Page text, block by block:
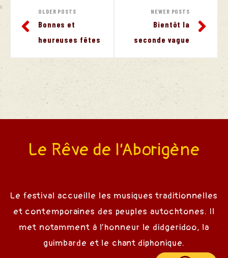
OLDER POSTS
Bonnes et
heureuses fêtes
NEWER POSTS
Bientôt la
seconde vague
Le Rêve de l’Aborigène
Le festival accueille les musiques traditionnelles
et contemporaines des peuples autochtones. Il
met notamment à l’honneur le didgeridoo, la
guimbarde et le chant diphonique.